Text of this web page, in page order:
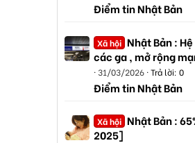
Điểm tin Nhật Bản
Xã hội Nhật Bản :
các ga , mở rộng
31/03/2026 Trả lời: 0
Điểm tin Nhật Bản
Xã hội Nhật Bản :
2025]